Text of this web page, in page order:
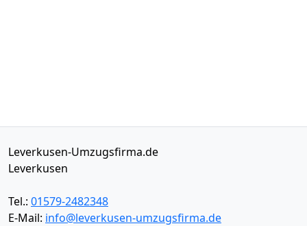
Leverkusen-Umzugsfirma.de
Leverkusen
Tel.: 01579-2482348
E-Mail: info@leverkusen-umzugsfirma.de